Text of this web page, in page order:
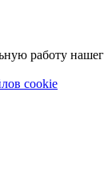
работу
cookie